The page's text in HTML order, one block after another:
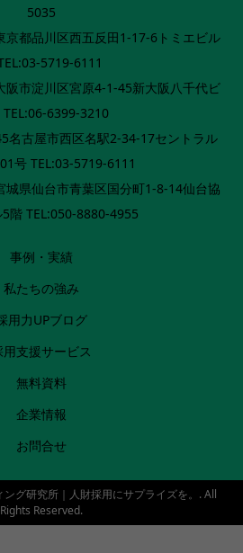
5035
京都品川区西五反田1-17-6トミエビル
5719-6111
阪市淀川区宮原4-1-45新大阪八千代ビ
TEL:06-6399-3210
名古屋市西区名駅2-34-17セントラル
号 TEL:03-5719-6111
城県仙台市青葉区国分町1-8-14仙台協
階 TEL:050-8880-4955
事例・実績
私たちの強み
用力UPブログ
用支援サービス
無料資料
企業情報
お問合せ
ング研究所｜人財採用にサプライズを。. All
Rights Reserved.